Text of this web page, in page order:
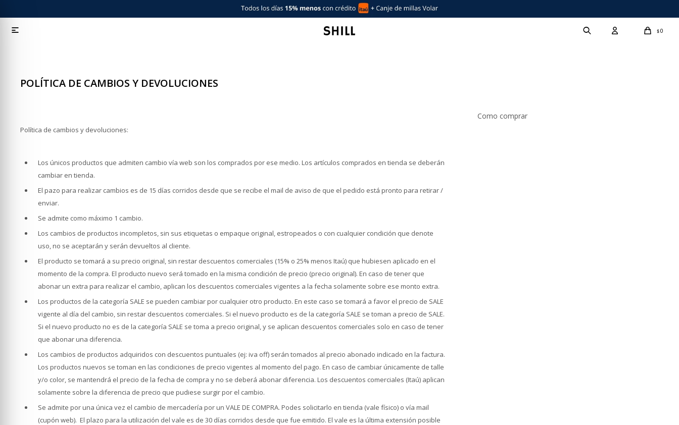
$0

POLÍTICA DE CAMBIOS Y DEVOLUCIONES
Política de cambios y devoluciones:
Los únicos productos que admiten cambio vía web son los comprados por ese medio. Los artículos comprados en tienda se deberán
cambiar en tienda.
El pazo para realizar cambios es de 15 días corridos desde que se recibe el mail de aviso de que el pedido está pronto para retirar /
enviar.
Se admite como máximo 1 cambio.
Los cambios de productos incompletos, sin sus etiquetas o empaque original, estropeados o con cualquier condición que denote
uso, no se aceptarán y serán devueltos al cliente.
El producto se tomará a su precio original, sin restar descuentos comerciales (15% o 25% menos Itaú) que hubiesen aplicado en el
momento de la compra. El producto nuevo será tomado en la misma condición de precio (precio original). En caso de tener que
abonar un extra para realizar el cambio, aplican los descuentos comerciales vigentes a la fecha solamente sobre ese monto extra.
Los productos de la categoría SALE se pueden cambiar por cualquier otro producto. En este caso se tomará a favor el precio de SALE
vigente al día del cambio, sin restar descuentos comerciales. Si el nuevo producto es de la categoría SALE se toman a precio de SALE.
Si el nuevo producto no es de la categoría SALE se toma a precio original, y se aplican descuentos comerciales solo en caso de tener
que abonar una diferencia.
Los cambios de productos adquiridos con descuentos puntuales (ej: iva off) serán tomados al precio abonado indicado en la factura.
Los productos nuevos se toman en las condiciones de precio vigentes al momento del pago. En caso de cambiar únicamente de talle
y/o color, se mantendrá el precio de la fecha de compra y no se deberá abonar diferencia. Los descuentos comerciales (Itaú) aplican
solamente sobre la diferencia de precio que pudiese surgir por el cambio.
Se admite por una única vez el cambio de mercadería por un VALE DE COMPRA. Podes solicitarlo en tienda (vale físico) o vía mail
(cupón web). El plazo para la utilización del vale es de 30 días corridos desde que fue emitido. El vale es la última extensión posible
Como comprar